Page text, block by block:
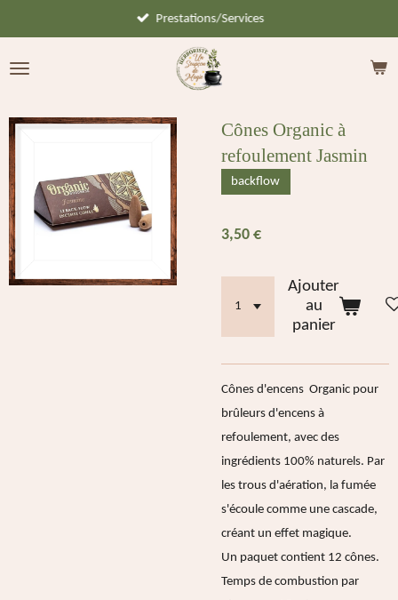
contenu
Prestations/Services
Cônes Organic à
refoulement Jasmin
backflow
3,50 €
Ajouter
au
panier
Cônes d'encens Organic pour
brûleurs d'encens à
refoulement, avec des
ingrédients 100% naturels. Par
les trous d'aération, la fumée
s'écoule comme une cascade,
créant un effet magique.
Un paquet contient 12 cônes.
Temps de combustion par